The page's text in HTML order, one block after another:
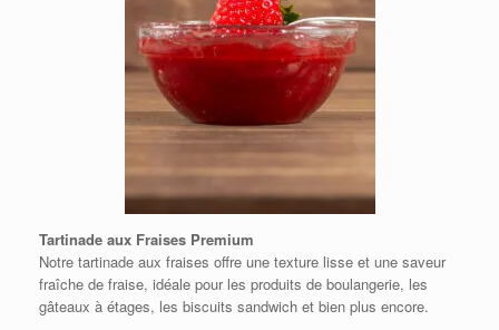
Tartinade aux Fraises Premium
Notre tartinade aux fraises offre une texture lisse et une saveur
fraîche de fraise, idéale pour les produits de boulangerie, les
gâteaux à étages, les biscuits sandwich et bien plus encore.